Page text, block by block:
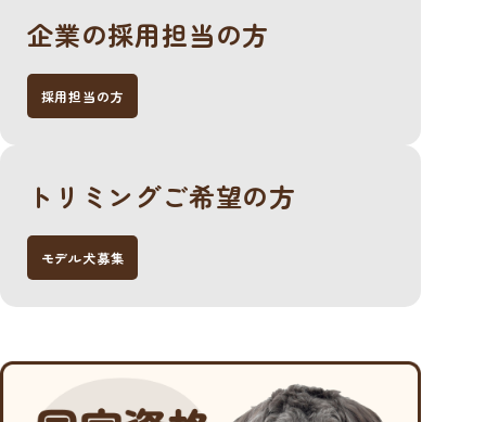
企業の採用担当の方
採用担当の方
トリミングご希望の方
モデル犬募集